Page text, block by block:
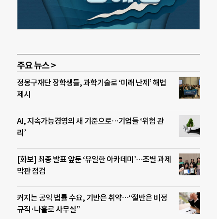
주요 뉴스 >
정몽구재단 장학생들, 과학기술로 ‘미래 난제’ 해법
제시
AI, 지속가능경영의 새 기준으로…기업들 ‘위험 관
리’
[화보] 최종 발표 앞둔 ‘유일한 아카데미’…조별 과제
막판 점검
커지는 공익 법률 수요, 기반은 취약…“절반은 비정
규직·나홀로 사무실”